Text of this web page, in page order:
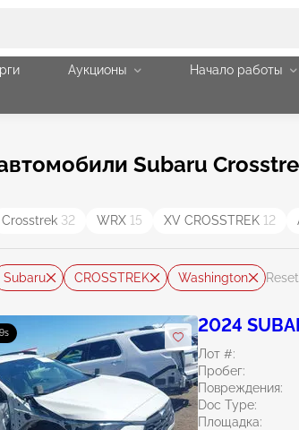
Аукционы
Начало работы
Subaru
Crosstrek 32 WRX 15 XV CROSSTREK 12
Subaru CROSSTREK Washington Reset
2024
Лот #:
Пробег:
Повреждения:
Doc Type:
Площадка: